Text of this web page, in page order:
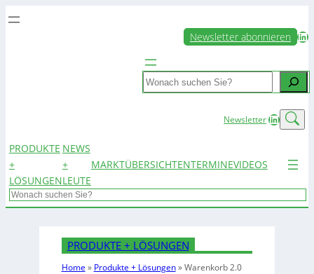
Newsletter abonnieren LinkedIn
Search
NewsletterLinkedIn
PRODUKTE
+
LÖSUNGEN
NEWS
+
LEUTE
MARKTÜBERSICHTENTERMINEVIDEOS
Search
PRODUKTE + LÖSUNGEN
Home » Produkte + Lösungen»Warenkorb 2.0